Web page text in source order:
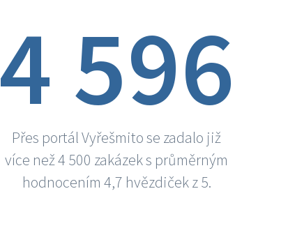
4 596
Přes portál Vyřešmito se zadalo již
více než 4 500 zakázek s průměrným
hodnocením 4,7 hvězdiček z 5.